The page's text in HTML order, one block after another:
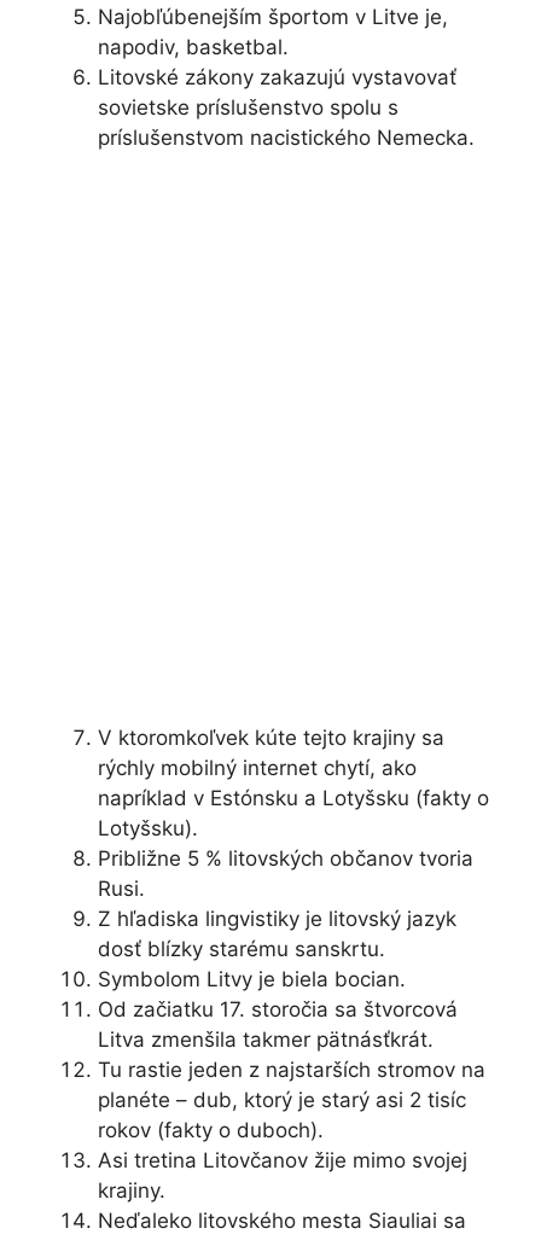
Najobľúbenejším športom v Litve je,
napodiv, basketbal.
Litovské zákony zakazujú vystavovať
sovietske príslušenstvo spolu s
príslušenstvom nacistického Nemecka.
V ktoromkoľvek kúte tejto krajiny sa
rýchly mobilný internet chytí, ako
napríklad v Estónsku a Lotyšsku (fakty o
Lotyšsku).
Približne 5 % litovských občanov tvoria
Rusi.
Z hľadiska lingvistiky je litovský jazyk
dosť blízky starému sanskrtu.
Symbolom Litvy je biela bocian.
Od začiatku 17. storočia sa štvorcová
Litva zmenšila takmer pätnásťkrát.
Tu rastie jeden z najstarších stromov na
planéte – dub, ktorý je starý asi 2 tisíc
rokov (fakty o duboch).
Asi tretina Litovčanov žije mimo svojej
krajiny.
Neďaleko litovského mesta Siauliai sa